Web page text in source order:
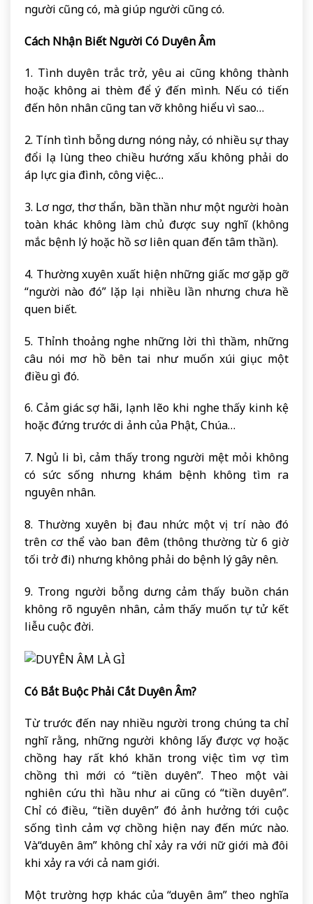
người cũng có, mà giúp người cũng có.
Cách Nhận Biết Người Có Duyên Âm
1. Tình duyên trắc trở, yêu ai cũng không thành
hoặc không ai thèm để ý đến mình. Nếu có tiến
đến hôn nhân cũng tan vỡ không hiểu vì sao…
2. Tính tình bỗng dưng nóng nảy, có nhiều sự thay
đổi lạ lùng theo chiều hướng xấu không phải do
áp lực gia đình, công việc…
3. Lơ ngơ, thơ thẩn, bần thần như một người hoàn
toàn khác không làm chủ được suy nghĩ (không
mắc bệnh lý hoặc hồ sơ liên quan đến tâm thần).
4. Thường xuyên xuất hiện những giấc mơ gặp gỡ
“người nào đó” lặp lại nhiều lần nhưng chưa hề
quen biết.
5. Thỉnh thoảng nghe những lời thì thầm, những
câu nói mơ hồ bên tai như muốn xúi giục một
điều gì đó.
6. Cảm giác sợ hãi, lạnh lẽo khi nghe thấy kinh kệ
hoặc đứng trước di ảnh của Phật, Chúa…
7. Ngủ li bì, cảm thấy trong người mệt mỏi không
có sức sống nhưng khám bệnh không tìm ra
nguyên nhân.
8. Thường xuyên bị đau nhức một vị trí nào đó
trên cơ thể vào ban đêm (thông thường từ 6 giờ
tối trở đi) nhưng không phải do bệnh lý gây nên.
9. Trong người bỗng dưng cảm thấy buồn chán
không rõ nguyên nhân, cảm thấy muốn tự tử kết
liễu cuộc đời.
Có Bắt Buộc Phải Cắt Duyên Âm?
Từ trước đến nay nhiều người trong chúng ta chỉ
nghĩ rằng, những người không lấy được vợ hoặc
chồng hay rất khó khăn trong việc tìm vợ tìm
chồng thì mới có “tiền duyên”. Theo một vài
nghiên cứu thì hầu như ai cũng có “tiền duyên”.
Chỉ có điều, “tiền duyên” đó ảnh hưởng tới cuộc
sống tình cảm vợ chồng hiện nay đến mức nào.
Và“duyên âm” không chỉ xảy ra với nữ giới mà đôi
khi xảy ra với cả nam giới.
Một trường hợp khác của “duyên âm” theo nghĩa